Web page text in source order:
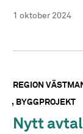
1 oktober 2024
REGION
BYGGPROJEKT
Nytt